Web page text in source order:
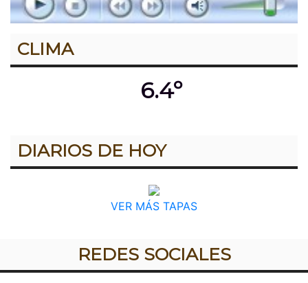
CLIMA
6.4º
DIARIOS DE HOY
VER MÁS TAPAS
REDES SOCIALES